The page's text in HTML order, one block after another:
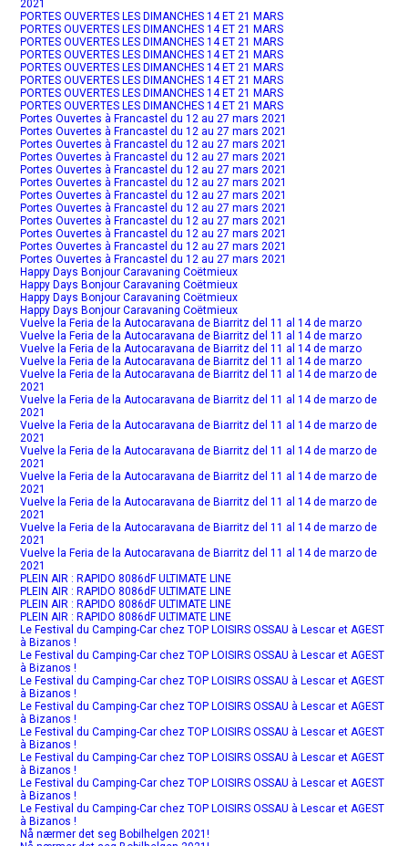
2021
PORTES OUVERTES LES DIMANCHES 14 ET 21 MARS
PORTES OUVERTES LES DIMANCHES 14 ET 21 MARS
PORTES OUVERTES LES DIMANCHES 14 ET 21 MARS
PORTES OUVERTES LES DIMANCHES 14 ET 21 MARS
PORTES OUVERTES LES DIMANCHES 14 ET 21 MARS
PORTES OUVERTES LES DIMANCHES 14 ET 21 MARS
PORTES OUVERTES LES DIMANCHES 14 ET 21 MARS
PORTES OUVERTES LES DIMANCHES 14 ET 21 MARS
Portes Ouvertes à Francastel du 12 au 27 mars 2021
Portes Ouvertes à Francastel du 12 au 27 mars 2021
Portes Ouvertes à Francastel du 12 au 27 mars 2021
Portes Ouvertes à Francastel du 12 au 27 mars 2021
Portes Ouvertes à Francastel du 12 au 27 mars 2021
Portes Ouvertes à Francastel du 12 au 27 mars 2021
Portes Ouvertes à Francastel du 12 au 27 mars 2021
Portes Ouvertes à Francastel du 12 au 27 mars 2021
Portes Ouvertes à Francastel du 12 au 27 mars 2021
Portes Ouvertes à Francastel du 12 au 27 mars 2021
Portes Ouvertes à Francastel du 12 au 27 mars 2021
Portes Ouvertes à Francastel du 12 au 27 mars 2021
Happy Days Bonjour Caravaning Coëtmieux
Happy Days Bonjour Caravaning Coëtmieux
Happy Days Bonjour Caravaning Coëtmieux
Happy Days Bonjour Caravaning Coëtmieux
Vuelve la Feria de la Autocaravana de Biarritz del 11 al 14 de marzo
Vuelve la Feria de la Autocaravana de Biarritz del 11 al 14 de marzo
Vuelve la Feria de la Autocaravana de Biarritz del 11 al 14 de marzo
Vuelve la Feria de la Autocaravana de Biarritz del 11 al 14 de marzo
Vuelve la Feria de la Autocaravana de Biarritz del 11 al 14 de marzo de
2021
Vuelve la Feria de la Autocaravana de Biarritz del 11 al 14 de marzo de
2021
Vuelve la Feria de la Autocaravana de Biarritz del 11 al 14 de marzo de
2021
Vuelve la Feria de la Autocaravana de Biarritz del 11 al 14 de marzo de
2021
Vuelve la Feria de la Autocaravana de Biarritz del 11 al 14 de marzo de
2021
Vuelve la Feria de la Autocaravana de Biarritz del 11 al 14 de marzo de
2021
Vuelve la Feria de la Autocaravana de Biarritz del 11 al 14 de marzo de
2021
Vuelve la Feria de la Autocaravana de Biarritz del 11 al 14 de marzo de
2021
PLEIN AIR : RAPIDO 8086dF ULTIMATE LINE
PLEIN AIR : RAPIDO 8086dF ULTIMATE LINE
PLEIN AIR : RAPIDO 8086dF ULTIMATE LINE
PLEIN AIR : RAPIDO 8086dF ULTIMATE LINE
Le Festival du Camping-Car chez TOP LOISIRS OSSAU à Lescar et AGEST
à Bizanos !
Le Festival du Camping-Car chez TOP LOISIRS OSSAU à Lescar et AGEST
à Bizanos !
Le Festival du Camping-Car chez TOP LOISIRS OSSAU à Lescar et AGEST
à Bizanos !
Le Festival du Camping-Car chez TOP LOISIRS OSSAU à Lescar et AGEST
à Bizanos !
Le Festival du Camping-Car chez TOP LOISIRS OSSAU à Lescar et AGEST
à Bizanos !
Le Festival du Camping-Car chez TOP LOISIRS OSSAU à Lescar et AGEST
à Bizanos !
Le Festival du Camping-Car chez TOP LOISIRS OSSAU à Lescar et AGEST
à Bizanos !
Le Festival du Camping-Car chez TOP LOISIRS OSSAU à Lescar et AGEST
à Bizanos !
Nå nærmer det seg Bobilhelgen 2021!